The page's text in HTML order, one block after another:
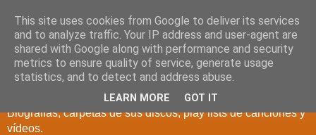
DISCOS PARA EL
RECUERDO
CANTANTES Y GRUPOS DE LOS AÑOS 1950 a 2022.
Biografías, carpetas de sus discos, play lists de canciones y
vídeos.
This site uses cookies from Google to deliver its services
and to analyze traffic. Your IP address and user-agent are
shared with Google along with performance and security
metrics to ensure quality of service, generate usage
statistics, and to detect and address abuse.
LEARN MORE GOT IT